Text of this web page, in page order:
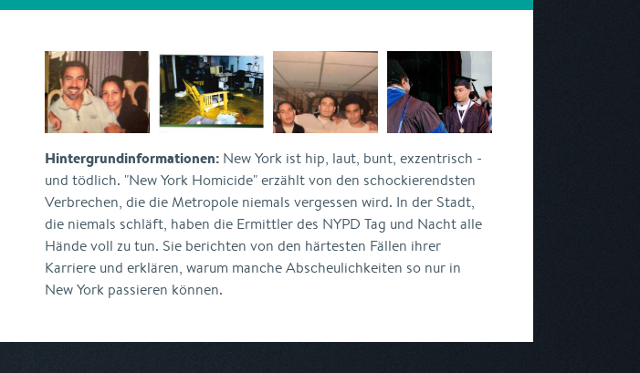
Hintergrundinformationen: New York ist hip, laut, bunt, exzentrisch -
und tödlich. "New York Homicide" erzählt von den schockierendsten
Verbrechen, die die Metropole niemals vergessen wird. In der Stadt,
die niemals schläft, haben die Ermittler des NYPD Tag und Nacht alle
Hände voll zu tun. Sie berichten von den härtesten Fällen ihrer
Karriere und erklären, warum manche Abscheulichkeiten so nur in
New York passieren können.